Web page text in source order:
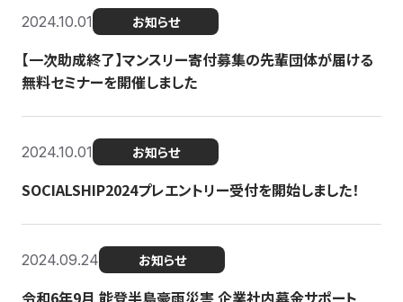
2024.10.01 お知らせ
【一次助成終了】マンスリー寄付募集の先輩団体が届ける
無料セミナーを開催しました
2024.10.01 お知らせ
SOCIALSHIP2024プレエントリー受付を開始しました！
2024.09.24 お知らせ
令和6年9月 能登半島豪雨災害 企業社内募金サポート